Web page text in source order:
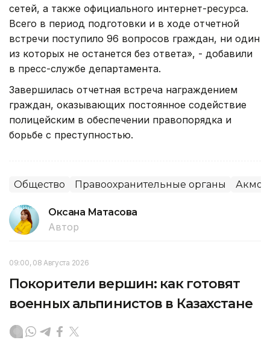
сетей, а также официального интернет-ресурса.
Всего в период подготовки и в ходе отчетной
встречи поступило 96 вопросов граждан, ни один
из которых не останется без ответа», - добавили
в пресс-службе департамента.
Завершилась отчетная встреча награждением
граждан, оказывающих постоянное содействие
полицейским в обеспечении правопорядка и
борьбе с преступностью.
Общество Правоохранительные органы
Оксана Матасова
Автор
09:00, 08 Августа 2026
Покорители вершин: как готовят
военных альпинистов в Казахстане